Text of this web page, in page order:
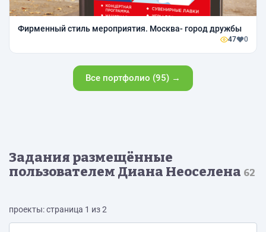
Фирменный стиль мероприятия. Москва- город дружбы
47 0
Все портфолио (95) →
Задания размещённые
пользователем Диана Неоселена 62
проекты: страница 1 из 2